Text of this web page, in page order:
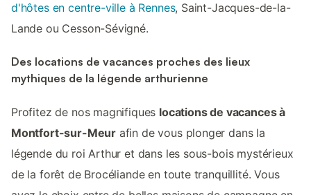
d'hôtes en centre-ville à Rennes, Saint-Jacques-de-la-
Lande ou Cesson-Sévigné.
Des locations de vacances proches des lieux
mythiques de la légende arthurienne
Profitez de nos magnifiques locations de vacances à
Montfort-sur-Meur afin de vous plonger dans la
légende du roi Arthur et dans les sous-bois mystérieux
de la forêt de Brocéliande en toute tranquillité. Vous